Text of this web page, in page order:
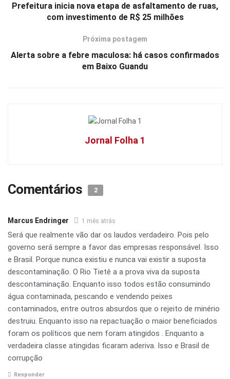
Prefeitura inicia nova etapa de asfaltamento de ruas,
com investimento de R$ 25 milhões
Próxima postagem
Alerta sobre a febre maculosa: há casos confirmados
em Baixo Guandu
Jornal Folha 1
Comentários 2
Marcus Endringer 1 mês atrás
Será que realmente vão dar os laudos verdadeiro. Pois pelo
governo será sempre a favor das empresas responsável. Isso
e Brasil. Porque nunca existiu e nunca vai existir a suposta
descontaminação. O Rio Tietê a a prova viva da suposta
descontaminação. Enquanto isso todos estão consumindo
água contaminada, pescando e vendendo peixes
contaminados, entre outros absurdos que o rejeito de minério
destruiu. Enquanto isso na repactuação o maior beneficiados
foram os políticos que nem foram atingidos . Enquanto a
verdadeira classe atingidas ficaram aderiva. Isso e Brasil de
corrupção
Responder